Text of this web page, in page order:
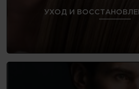
УХОД И